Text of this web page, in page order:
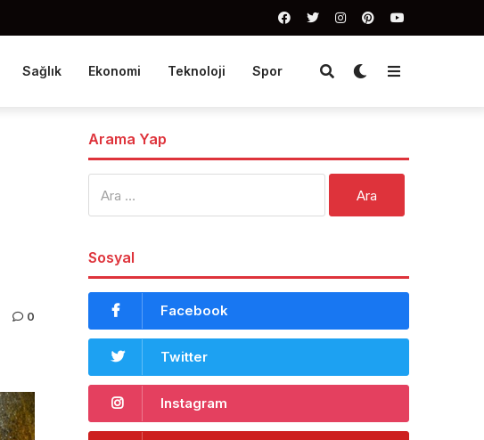
Sağlık Ekonomi Teknoloji Spor
0
Arama Yap
Sosyal
Facebook
Twitter
Instagram